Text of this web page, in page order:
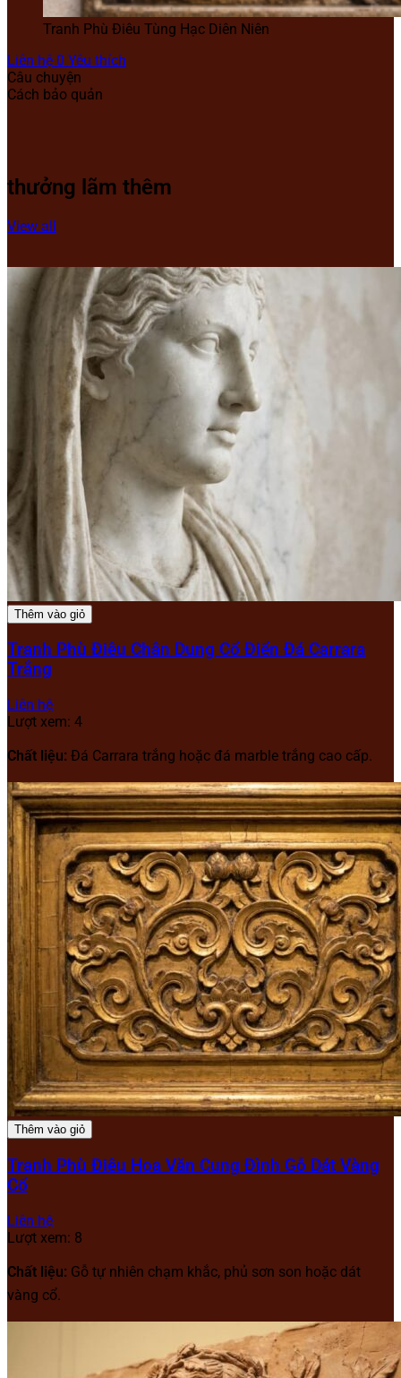
Tranh Phù Điêu Tùng Hạc Diên Niên
Liên hệ 0 Yêu thích
Câu chuyện
Cách bảo quản
thưởng lãm thêm
View all
Thêm vào giỏ
Tranh Phù Điêu Chân Dung Cổ Điển Đá Carrara
Trắng
Liên hệ
Lượt xem: 4
Chất liệu: Đá Carrara trắng hoặc đá marble trắng cao cấp.
Thêm vào giỏ
Tranh Phù Điêu Hoa Văn Cung Đình Gỗ Dát Vàng
Cổ
Liên hệ
Lượt xem: 8
Chất liệu: Gỗ tự nhiên chạm khắc, phủ sơn son hoặc dát
vàng cổ.